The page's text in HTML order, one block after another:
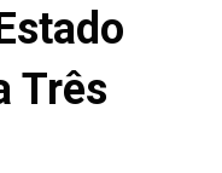
Três